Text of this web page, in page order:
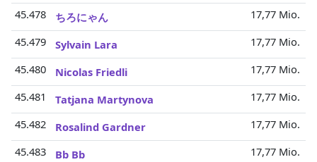
45.478
ちろにゃん
17,77 Mio.
45.479
Sylvain Lara
17,77 Mio.
45.480
Nicolas Friedli
17,77 Mio.
45.481
Tatjana Martynova
17,77 Mio.
45.482
Rosalind Gardner
17,77 Mio.
45.483
Bb Bb
17,77 Mio.